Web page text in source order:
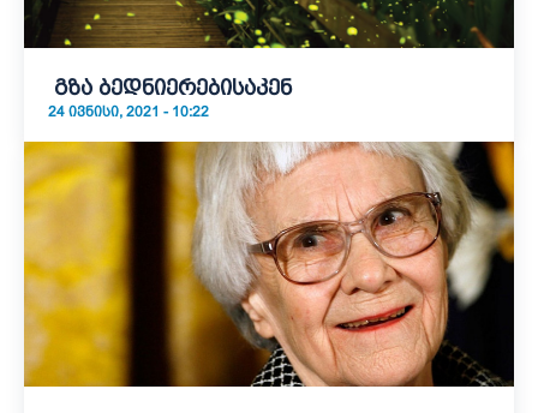
გზა ბედნიერებისაკენ
24 ᲘᲕᲜᲘᲡᲘ, 2021 - 10:22